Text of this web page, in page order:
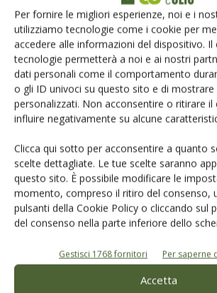
Per fornire le migliori esperienze, noi e i
utilizziamo tecnologie come i cookie per
accedere alle informazioni del dispositivo.
tecnologie permetterà a noi e ai nostri
dati personali come il comportamento
o gli ID univoci su questo sito e di mostrare
personalizzati. Non acconsentire o ritirare il
influire negativamente su alcune
Clicca qui sotto per acconsentire a quanto
scelte dettagliate. Le tue scelte saranno
questo sito. È possibile modificare le
momento, compreso il ritiro del consenso,
pulsanti della Cookie Policy o cliccando sul
del consenso nella parte inferiore dello
Gestisci 1768 fornitori Per saperne
Accetta
Catalogo Aziende e
prodotto!
Cerca adesso